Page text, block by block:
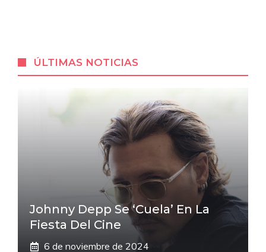
ÚLTIMAS NOTICIAS
Johnny Depp Se ‘cuela’ En La
Fiesta Del Cine
6 de noviembre de 2024